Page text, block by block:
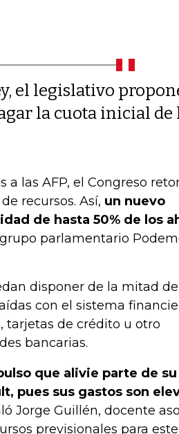
el legislativo
la cuota inicial de
a las AFP, el Congreso
recursos. Así, un nuevo
de hasta 50% de los
parlamentario
disponer de la mitad
con el sistema
tarjetas de crédito u otro
bancarias.
que alivie parte de
pues sus gastos son
Jorge Guillén, docente
previsionales para